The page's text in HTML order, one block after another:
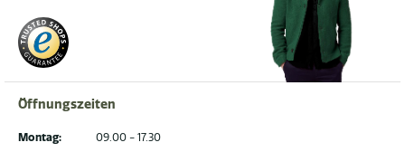
Öffnungszeiten
Montag:
09.00 - 17.30